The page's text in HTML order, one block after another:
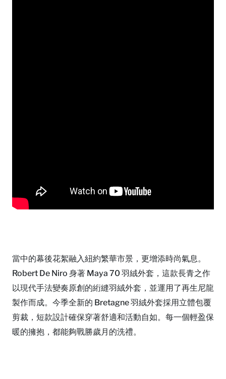
當中的幕後花絮融入紐約繁華市景，更增添時尚氣息。
Robert De Niro 身著 Maya 70 羽絨外套，這款長青之作
以現代手法變奏原創的絎縫羽絨外套，並運用了再生尼龍
製作而成。今季全新的 Bretagne 羽絨外套採用立體包覆
剪裁，短款設計確保穿著舒適和活動自如。每一個輕盈保
暖的擁抱，都能夠戰勝歲月的洗禮。